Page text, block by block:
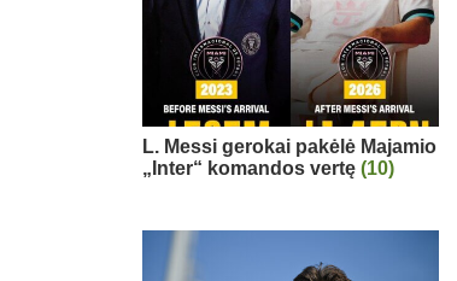
L. Messi gerokai pakėlė Majamio
„Inter“ komandos vertę (10)